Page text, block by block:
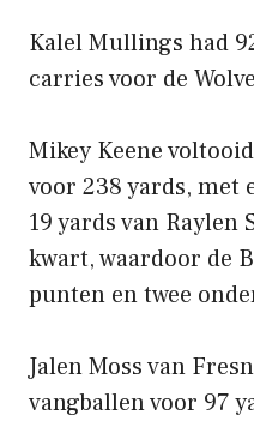
Kalel Mullings had
carries voor de
Mikey Keene
voor 238 yards, met
19 yards van Raylen
kwart, waardoor de
punten en twee
Jalen Moss van
vangballen voor 97